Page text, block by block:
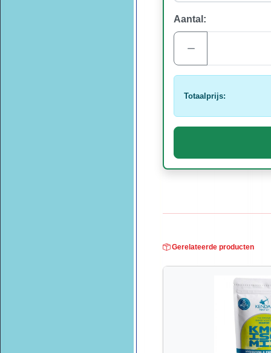
Aantal:
Totaalprijs:
Gerelateerde producten